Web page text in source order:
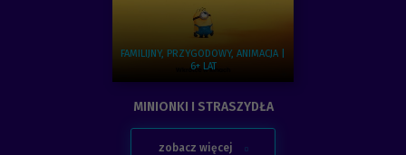
FAMILIJNY, PRZYGODOWY, ANIMACJA |
6+ LAT
Zobacz więcej na temat:
MINIONKI I STRASZYDŁA
zobacz więcej